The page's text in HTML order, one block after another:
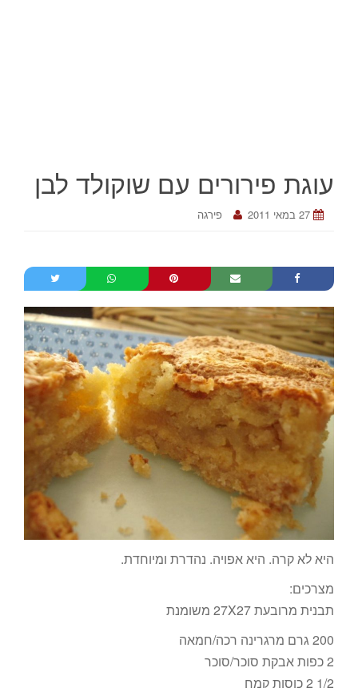
עוגת פירורים עם שוקולד לבן
27 במאי 2011 פירגה
היא לא קרה. היא אפויה. נהדרת ומיוחדת.
מצרכים:
תבנית מרובעת 27X27 משומנת
200 גרם מרגרינה רכה/חמאה
2 כפות אבקת סוכר/סוכר
1/2 2 כוסות קמח